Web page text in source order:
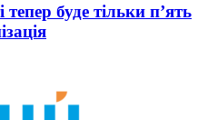
буде тільки п’ять